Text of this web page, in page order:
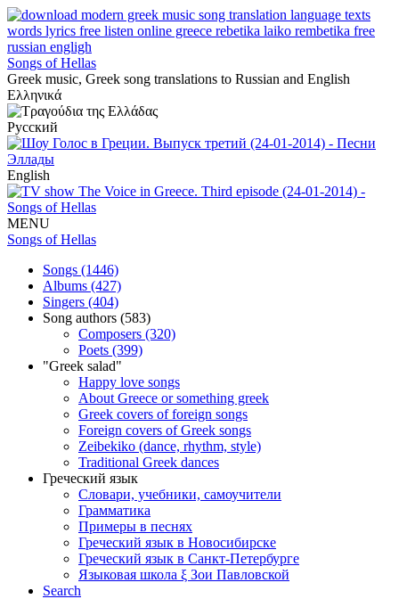
Songs of Hellas
Greek music, Greek song translations to Russian and English
Ελληνικά
Русский
English
MENU
Songs of Hellas
Songs (1446)
Albums (427)
Singers (404)
Song authors (583)
Composers (320)
Poets (399)
"Greek salad"
Happy love songs
About Greece or something greek
Greek covers of foreign songs
Foreign covers of Greek songs
Zeibekiko (dance, rhythm, style)
Traditional Greek dances
Греческий язык
Словари, учебники, самоучители
Грамматика
Примеры в песнях
Греческий язык в Новосибирске
Греческий язык в Санкт-Петербурге
Языковая школа ξ Зои Павловской
Search